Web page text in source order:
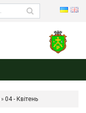
» 04 - Квітень